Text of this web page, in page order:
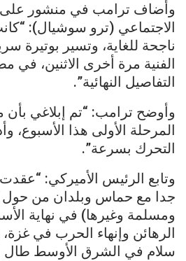
وأضاف ترامب في منشور على
الاجتماعي (ترو سوشيال):
ناجحة للغاية، وتسير بوتيرة
الفنية مرة أخرى الاثنين،
التفاصيل النهائية”.
وأوضح ترامب: “تم إبلاغي بأن
المرحلة الأولى هذا الأسبوع،
التحرك بسرعة”.
وتابع الرئيس الأميركي:
جدا مع حماس وبلدان من حول
ومسلمة وغيرها) في نهاية
الرهائن وإنهاء الحرب في
سلام في الشرق الأوسط طال